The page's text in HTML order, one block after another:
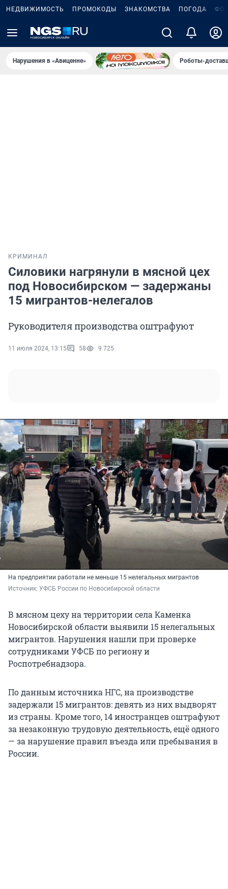
НЕДВИЖИМОСТЬ ПРОМОКОДЫ ЗНАКОМСТВА ПОГОДА
Нарушения в «Авиценне» Роботы-
КРИМИНАЛ
Силовики нагрянули в мясной цех
под Новосибирском — задержаны
15 мигрантов-нелегалов
Руководителя производства оштрафуют
11 июля 2024, 13:15 58 9 725
На предприятии работали не меньше 15 нелегальных мигрантов
Источник: УФСБ России по Новосибирской области
В мясном цеху на территории села Каменка
Новосибирской области выявили 15 нелегальных
мигрантов. Нарушения нашли при проверке
сотрудниками УФСБ по региону и
Роспотребнадзора.
По данным источника НГС, на производстве
задержали 15 мигрантов: девять из них выдворят
из страны. Кроме того, 14 иностранцев оштрафуют
за незаконную трудовую деятельность, ещё одного
— за нарушение правил въезда или пребывания в
России.